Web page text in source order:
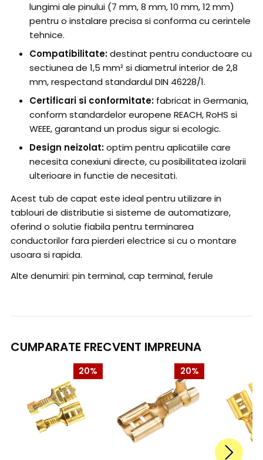
lungimi ale pinului (7 mm, 8 mm, 10 mm, 12 mm)
pentru o instalare precisa si conforma cu cerintele
tehnice.
Compatibilitate:destinat pentru conductoare cu
sectiunea de 1,5 mm² si diametrul interior de 2,8
mm, respectand standardul DIN 46228/1.
Certificari si conformitate: fabricat in Germania,
conform standardelor europene REACH, RoHS si
WEEE, garantand un produs sigur si ecologic.
Design neizolat:optim pentru aplicatiile care
necesita conexiuni directe, cu posibilitatea izolarii
ulterioare in functie de necesitati.
Acest tub de capat este ideal pentru utilizare in
tablouri de distributie si sisteme de automatizare,
oferind o solutie fiabila pentru terminarea
conductorilor fara pierderi electrice si cu o montare
usoara si rapida.
Alte denumiri: pin terminal, cap terminal, ferule
CUMPARATE FRECVENT IMPREUNA
20% 20%